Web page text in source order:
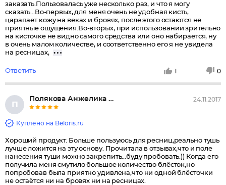
заказать.Пользовалась уже несколько раз, и что я могу
сказать...Во-первых, для меня очень не удобная кисть,
царапает кожу на веках и бровях, после этого остаются не
приятные ощущения.Во-вторых, при использовании зрительно
на кисточке не видно самого средства или оно набирается, ну
в очень малом количестве, и соответственно его я не увидела
на ресницах,
Ответить 1 0
П
Полякова Анжелика Сергеевна 24.11.2017
Куплено на Beloris.ru
Хороший продукт. Больше пользуюсь для ресниц,реально тушь
лучше ложится на эту основу. Прочитала в отзывах,что и поле
нанесения туши можно закрепить...буду пробовать.)) Когда его
получила меня смутило большое количество блёсток,но
попробовав была приятно удивлена,что ни одной блёсточки
не остаётся ни на бровях ни на ресницах.